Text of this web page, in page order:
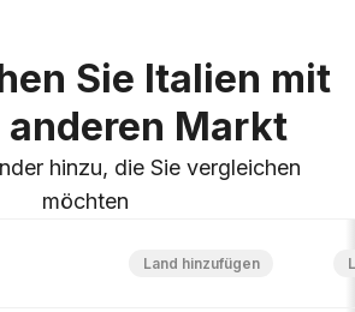
Sie Italien mit
anderen Markt
hinzu, die Sie vergleichen
möchten